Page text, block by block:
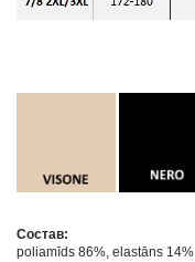
Состав:
poliamīds 86%, elastāns 14%